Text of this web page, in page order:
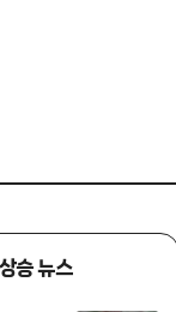
승 뉴스